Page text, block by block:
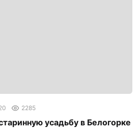
2285
усадьбу в Белогорке